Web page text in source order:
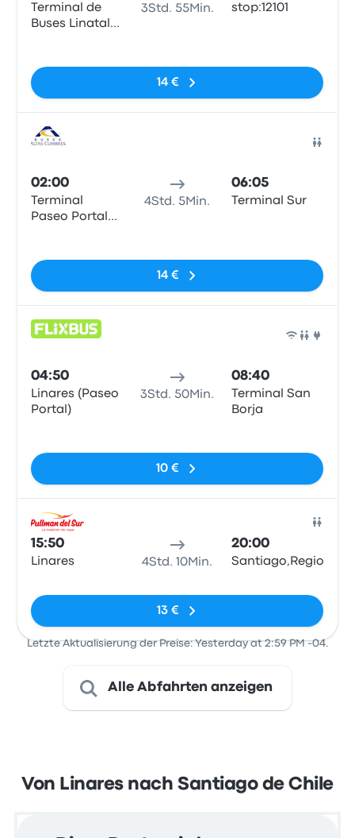
Terminal de
Buses Linatal
3Std. 55Min. stop:12101
14 €
02:00
Terminal
Paseo Portal
4Std. 5Min.
06:05
Terminal Sur
14 €
04:50
Linares (Paseo
Portal)
3Std. 50Min.
08:40
Terminal San
Borja
10 €
15:50
Linares 4Std. 10Min.
20:00
13 €
Letzte Aktualisierung der Preise: Yesterday at 2:59 PM -04.
Alle Abfahrten anzeigen
Von Linares nach Santiago de Chile